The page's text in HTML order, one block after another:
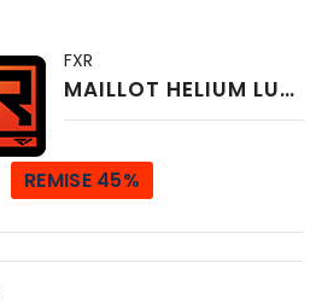
FXR
MAILLOT HELIUM LUMEN
REMISE 45%